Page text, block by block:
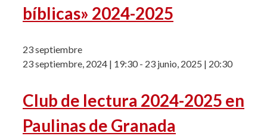
bíblicas» 2024-2025
23 septiembre
23 septiembre, 2024 | 19:30- 23 junio, 2025 | 20:30
Club de lectura 2024-2025 en
Paulinas de Granada